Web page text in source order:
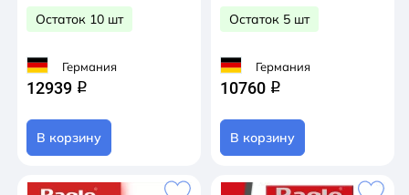
Остаток 10 шт
Германия
12939 q
В корзину
Остаток 5 шт
Германия
10760 q
В корзину